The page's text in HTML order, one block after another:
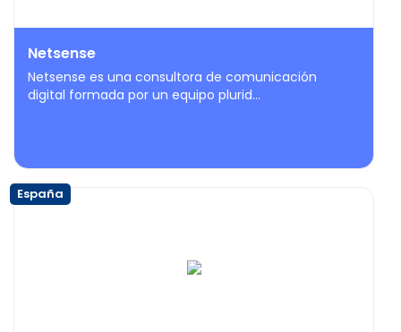
Netsense
Netsense es una consultora de comunicación
digital formada por un equipo plurid...
España